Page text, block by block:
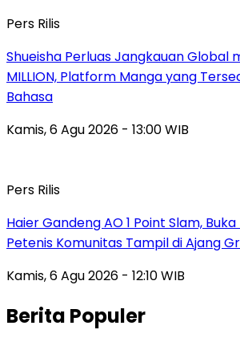
Pers Rilis
Shueisha Perluas Jangkauan Global
MILLION, Platform Manga yang
Bahasa
Kamis, 6 Agu 2026 - 13:00 WIB
Pers Rilis
Haier Gandeng AO 1 Point Slam,
Petenis Komunitas Tampil di Ajang
Kamis, 6 Agu 2026 - 12:10 WIB
Berita Populer